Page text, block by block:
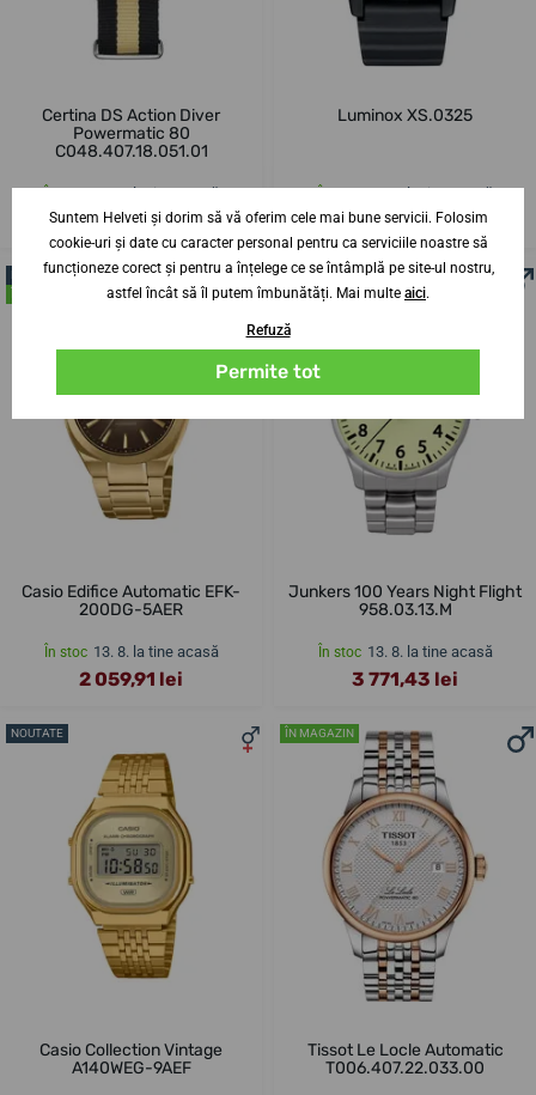
Certina DS Action Diver
Powermatic 80
C048.407.18.051.01
În stoc 13. 8. la tine acasă
5 163,88 lei
Luminox XS.0325
În stoc 13. 8. la tine acasă
1 951,38 lei
NOUTATE
Casio Edifice Automatic EFK-
200DG-5AER
În stoc 13. 8. la tine acasă
2 059,91 lei
EDIȚIE LIMITATĂ
ÎN MAGAZIN
Junkers 100 Years Night Flight
958.03.13.M
În stoc 13. 8. la tine acasă
3 771,43 lei
NOUTATE
Casio Collection Vintage
A140WEG-9AEF
ÎN MAGAZIN
Tissot Le Locle Automatic
T006.407.22.033.00
Suntem Helveti și dorim să vă oferim cele mai bune servicii. Folosim
cookie-uri și date cu caracter personal pentru ca serviciile noastre să
funcționeze corect și pentru a înțelege ce se întâmplă pe site-ul nostru,
astfel încât să îl putem îmbunătăți. Mai multe aici.
Refuză
Permite tot